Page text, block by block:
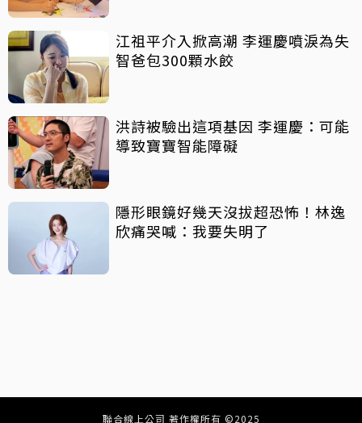
江祖平介入掀高潮 李運慶噴淚為失
智爸包300顆水餃
洪詩被驗出這項基因 李運慶：可能
導致寶寶智能障礙
隱形眼鏡好幾天沒拔超恐怖！林逸
欣痛哭喊：我要失明了
聯合線上公司 著作權所有 ©2025